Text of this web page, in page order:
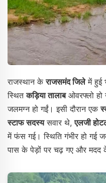
राजस्थान केराजसमंद जिलेमें हुई
स्थितकड़िया तालाबओवरफ्लो
जलमग्न हो गईं। इसी दौरान एक
स्टाफ सदस्यसवार थे,एलजी
में फंस गई। स्थिति गंभीर हो गई
पास के पेड़ों पर चढ़ गए और मदद